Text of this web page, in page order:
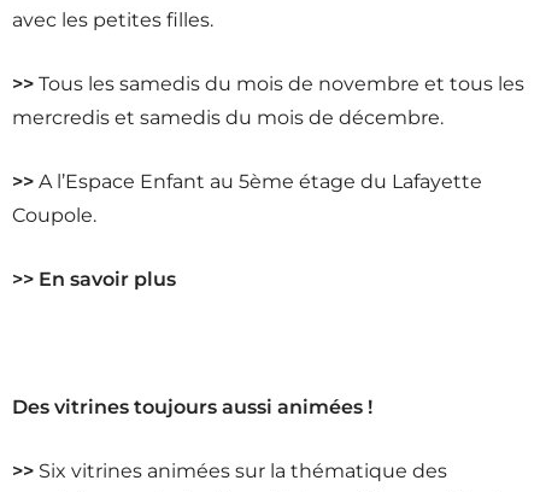
avec les petites filles.
>> Tous les samedis du mois de novembre et tous les
mercredis et samedis du mois de décembre.
>> A l’Espace Enfant au 5ème étage du Lafayette
Coupole.
>> En savoir plus
Des vitrines toujours aussi animées !
>> Six vitrines animées sur la thématique des